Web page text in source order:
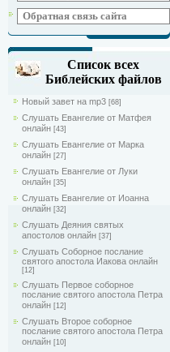
Обратная связь сайта
Список всех
Библейских файлов
Новый завет на mp3 [68]
Слушать Евангелие от Матфея
онлайн [43]
Слушать Евангелие от Марка
онлайн [27]
Слушать Евангелие от Луки
онлайн [35]
Слушать Евангелие от Иоанна
онлайн [32]
Слушать Деяния святых
апостолов онлайн [37]
Слушать Соборное послание
святого апостола Иакова онлайн
[12]
Слушать Первое соборное
послание святого апостола Петра
онлайн [12]
Слушать Второе соборное
послание святого апостола Петра
онлайн [10]